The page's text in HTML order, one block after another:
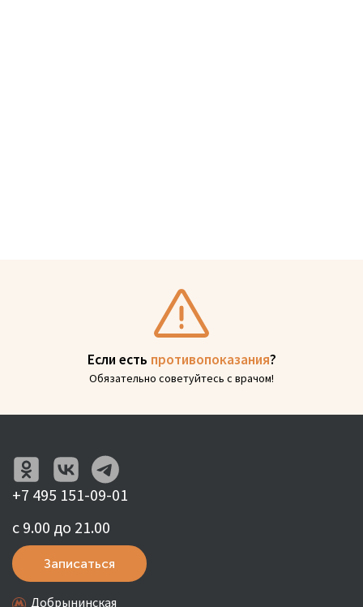
Если есть противопоказания?
Обязательно советуйтесь с врачом!
+7 495 151-09-01
с 9.00 до 21.00
Записаться
Добрынинская